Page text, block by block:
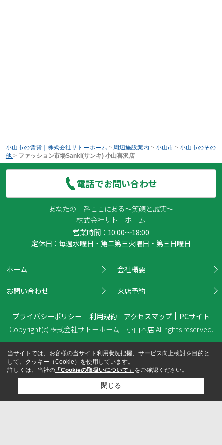
小山市の賃貸｜株式会社サトーホーム > 周辺施設案内 > 小山市 > 小山市のその
他 > ファッション市場Sanki(サンキ) 小山喜沢店
電話でお問い合わせ
あなたの一番ここにある～笑顔と誠実～
株式会社サトーホーム
営業時間：10:00～18:00
定休日：毎週水曜日・第二第三火曜日・第三日曜日
ホーム 会社概要
お問い合わせ 来店予約
プライバシーポリシー 利用規約 アクセスマップ
PCサイト
Copyright(c) 株式会社サトーホーム 小山本店 All rights reserved.
当サイトでは、お客様の当サイト利用状況把握、サービス向上検討を目的と
して、クッキー（Cookie）を使用しています。
詳しくは、当社の 「Cookieの取扱いについて」 をご確認ください。
閉じる